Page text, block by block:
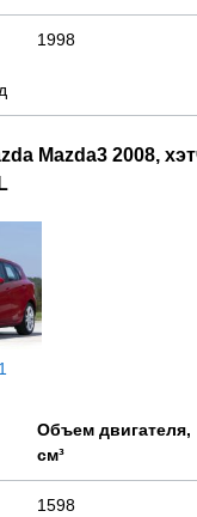
1998
Mazda3 2008,
Объем двигателя,
см³
1598